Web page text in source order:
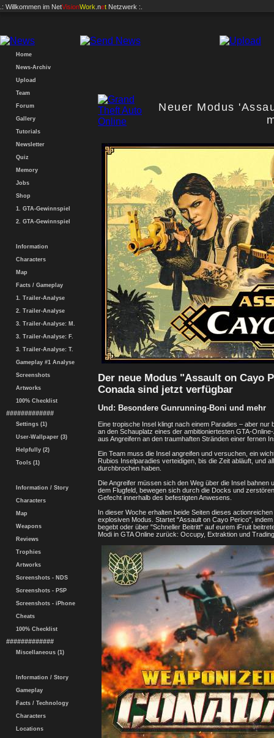
.: Willkommen im NetVisionWork .net Netzwerk :.
Home
News-Archiv
Upload
Team
Forum
Gallery
Tutorials
Newsletter
Quiz
Memory
Jobs
Shop
1. GTA-Gewinnspiel
2. GTA-Gewinnspiel
Information
Characters
Map
Facts / Gameplay
1. Trailer-Analyse
2. Trailer-Analyse
3. Trailer-Analyse: M.
3. Trailer-Analyse: F.
3. Trailer-Analyse: T.
Gameplay #1 Analyse
Screenshots
Artworks
100% Checklist
#############
Settings (1)
User-Wallpaper (3)
Helpfully (2)
Tools (1)
Information / Story
Characters
Map
Weapons
Reviews
Trophies
Artworks
Screenshots - NDS
Screenshots - PSP
Screenshots - iPhone
Cheats
100% Checklist
#############
Miscellaneous (1)
Information / Story
Gameplay
Facts / Technology
Characters
Locations
Neuer Modus
Der neue Modus "Assault on Cayo
Conada sind jetzt verfügbar
Und: Besondere Gunrunning-Boni und mehr
Eine tropische Insel klingt nach einem Paradies – aber
an den Schauplatz eines der ambitioniertesten GTA-
aus Angreifern an den traumhaften Stränden einer fernen
Ein Team muss die Insel angreifen und versuchen, ein
Rubios Inselparadies verteidigen, bis die Zeit abläuft, und
durchbrochen haben.
Die Angreifer müssen sich den Weg über die Insel
dem Flugfeld, bewegen sich durch die Docks und
Gefecht innerhalb des befestigten Anwesens.
In dieser Woche erhalten beide Seiten dieses
explosiven Modus. Startet "Assault on Cayo Perico",
begebt oder über "Schneller Beitritt" auf eurem iFruit
Modi in GTA Online zurück: Occupy, Extraktion und